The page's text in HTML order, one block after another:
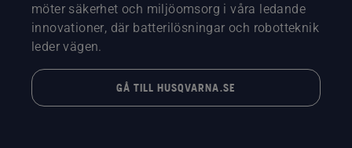
möter säkerhet och miljöomsorg i våra ledande
innovationer, där batterilösningar och robotteknik
leder vägen.
GÅ TILL HUSQVARNA.SE